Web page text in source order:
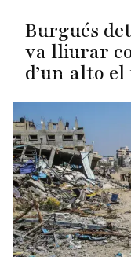
Burgués
va lliurar
d’un alto